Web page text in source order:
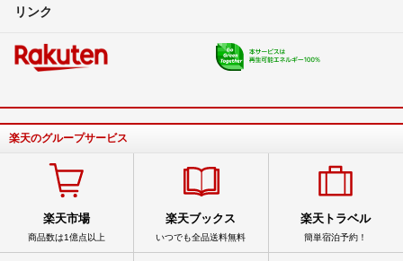
リンク
楽天のグループサービス
楽天市場
商品数は1億点以上
楽天ブックス
いつでも全品送料無料
楽天トラベル
簡単宿泊予約！